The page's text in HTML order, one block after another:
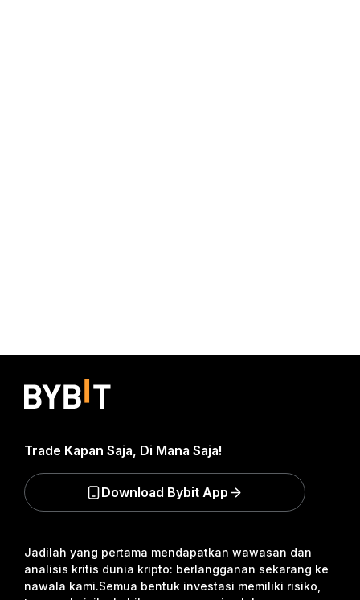
Jadilah yang pertama mendapatkan wawasan dan
analisis kritis dunia kripto: berlangganan sekarang ke
nawala kami.Semua bentuk investasi memiliki risiko,
Trade Kapan Saja, Di Mana Saja!
Download Bybit App